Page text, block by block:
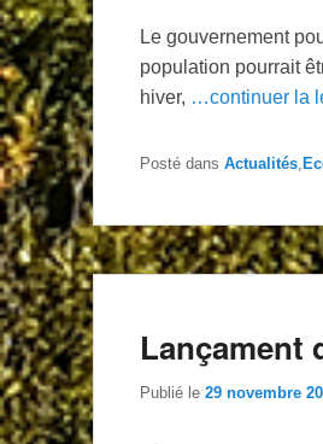
Le gouvernement
population pourrait
hiver, …continuer la
Posté dans Actualités
Lançament
Publié le 29 novembre